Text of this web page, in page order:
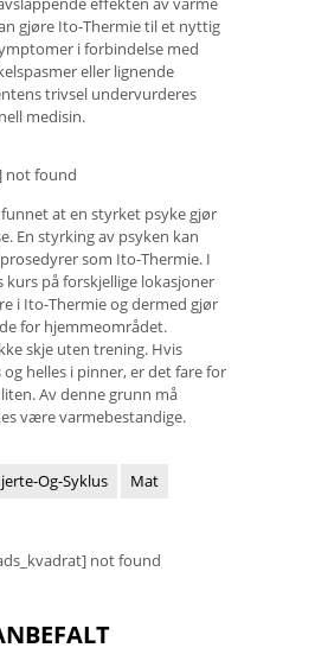
gjøre Ito-Thermie til et nyttig
i forbindelse med
eller lignende
trivsel undervurderes
medisin.
not found
at en styrket psyke gjør
En styrking av psyken kan
som Ito-Thermie. I
på forskjellige lokasjoner
i Ito-Thermie og dermed gjør
for hjemmeområdet.
skje uten trening. Hvis
helles i pinner, er det fare for
Av denne grunn må
være varmebestandige.
Og-Syklus Mat
not found